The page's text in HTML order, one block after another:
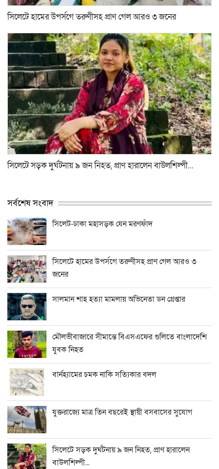
সিলেটে হামের উপর্সগে তরুণীসহ প্রাণ গেল আরও ৩ জনের
সিলেটে সড়ক দুর্ঘটনায় ৯ জন নিহত, প্রাণ হারালেন বাউলশিল্পী...
সর্বশেষ সংবাদ
সিলেট-ঢাকা মহাসড়ক যেন মরণফাঁদ
সিলেটে হামের উপর্সগে তরুণীসহ প্রাণ গেল আরও ৩
জনের
সালমান শাহ হত্যা মামলায় অভিনেতা ডন গ্রেপ্তার
মৌলভীবাজারে সীমান্তে বিএসএফের গুলিতে বাংলাদেশি
যুবক নিহত
বার্নহ্যামের চমক নাকি সত্যিকার বদল
যুক্তরাজ্যে মাত্র তিন বছরেই স্থায়ী বসবাসের সুযোগ
সিলেটে সড়ক দুর্ঘটনায় ৯ জন নিহত, প্রাণ হারালেন
বাউলশিল্পী...